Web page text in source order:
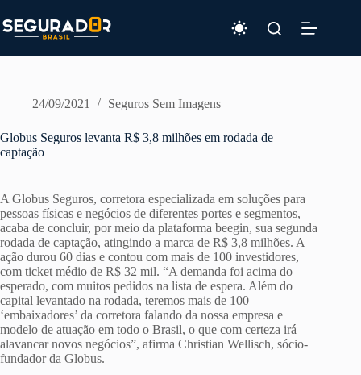
para
o
24/09/2021 Seguros Sem Imagens
Globus Seguros levanta R$ 3,8 milhões em rodada de
captação
A Globus Seguros, corretora especializada em soluções para
pessoas físicas e negócios de diferentes portes e segmentos,
acaba de concluir, por meio da plataforma beegin, sua segunda
rodada de captação, atingindo a marca de R$ 3,8 milhões. A
ação durou 60 dias e contou com mais de 100 investidores,
com ticket médio de R$ 32 mil. “A demanda foi acima do
esperado, com muitos pedidos na lista de espera. Além do
capital levantado na rodada, teremos mais de 100
‘embaixadores’ da corretora falando da nossa empresa e
modelo de atuação em todo o Brasil, o que com certeza irá
alavancar novos negócios”, afirma Christian Wellisch, sócio-
fundador da Globus.